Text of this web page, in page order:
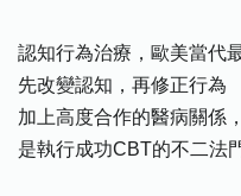
認知行為治療，歐美當代
先改變認知，再修正行為
加上高度合作的醫病關係
是執行成功CBT的不二法